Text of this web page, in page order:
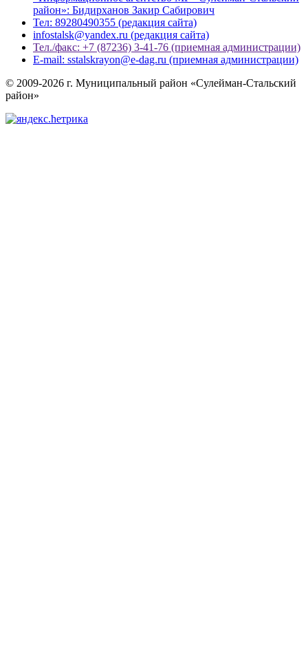
район»: Бидирханов Закир Сабирович
Тел: 89280490355 (редакция сайта)
infostalsk@yandex.ru (редакция сайта)
Тел./факс: +7 (87236) 3-41-76 (приемная администрации)
E-mail: sstalskrayon@e-dag.ru (приемная администрации)
© 2009-2026 г. Муниципальный район «Сулейман-Стальский
район»